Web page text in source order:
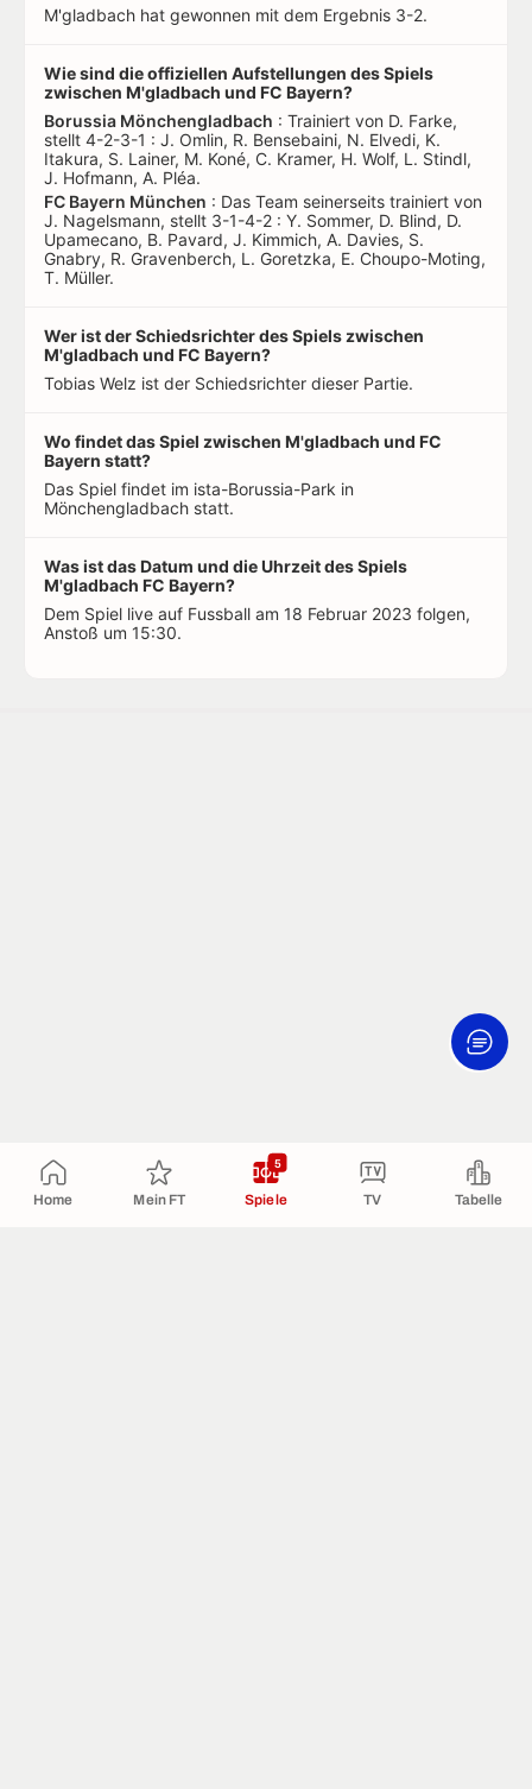
Home Mein FT Spiele
5
TV Tabelle
M'gladbach hat gewonnen mit dem Ergebnis 3-2.
Wie sind die offiziellen Aufstellungen des Spiels
zwischen M'gladbach und FC Bayern?
Borussia Mönchengladbach : Trainiert von D. Farke,
stellt 4-2-3-1 : J. Omlin, R. Bensebaini, N. Elvedi, K.
Itakura, S. Lainer, M. Koné, C. Kramer, H. Wolf, L. Stindl,
J. Hofmann, A. Pléa.
FC Bayern München : Das Team seinerseits trainiert von
J. Nagelsmann, stellt 3-1-4-2 : Y. Sommer, D. Blind, D.
Upamecano, B. Pavard, J. Kimmich, A. Davies, S.
Gnabry, R. Gravenberch, L. Goretzka, E. Choupo-Moting,
T. Müller.
Wer ist der Schiedsrichter des Spiels zwischen
M'gladbach und FC Bayern?
Tobias Welz ist der Schiedsrichter dieser Partie.
Wo findet das Spiel zwischen M'gladbach und FC
Bayern statt?
Das Spiel findet im ista-Borussia-Park in
Mönchengladbach statt.
Was ist das Datum und die Uhrzeit des Spiels
M'gladbach FC Bayern?
Dem Spiel live auf Fussball am 18 Februar 2023 folgen,
Anstoß um 15:30.